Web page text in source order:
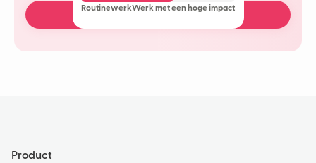
Plan een gratis demo
RoutinewerkWerk met een hoge impact
Product